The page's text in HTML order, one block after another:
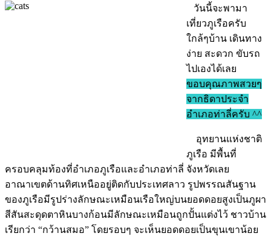
วันนี้จะพามา
เที่ยวภูเรือครับ
ใกล้ๆบ้าน เดินทาง
ง่าย สะดวก ขับรถ
ไปเองได้เลย
ขอบคุณภาพสวยๆ
จากธิดาประจำ
อำเภอท่าลี่ครับ ^^
อุทยานแห่งชาติ
ภูเรือ มีพื้นที่
ครอบคลุมท้องที่อำเภอภูเรือและอำเภอท่าลี่ จังหวัดเลย
อาณาเขตด้านทิศเหนืออยู่ติดกับประเทศลาว รูปพรรณสันฐาน
ของภูเรือมีรูปร่างลักษณะเหมือนเรือใหญ่บนยอดดอยสูงเป็นภูผา
สีสันสะดุดตาหินบางก้อนมีลักษณะเหมือนถูกปั้นแต่งไว้ ชาวบ้าน
เรียกว่า “กว้านสมอ” โดยรอบๆ จะเห็นยอดดอยเป็นขุนเขาน้อย